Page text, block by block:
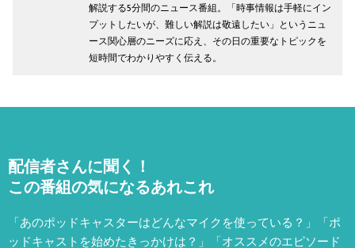
解説する5分間のニュース番組。「時事情報は手軽にイン
プットしたいが、難しい解説は敬遠したい」というニュ
ース関心層のニーズに応え、その日の重要なトピックを
短時間でわかりやすく伝える。
配信者さんに聞く！
この番組の気になるあれこれ
「あのポッドキャスターはどんなマイクを使っている？」「ポ
ッドキャストを始めたきっかけは？」「オススメのエピソード